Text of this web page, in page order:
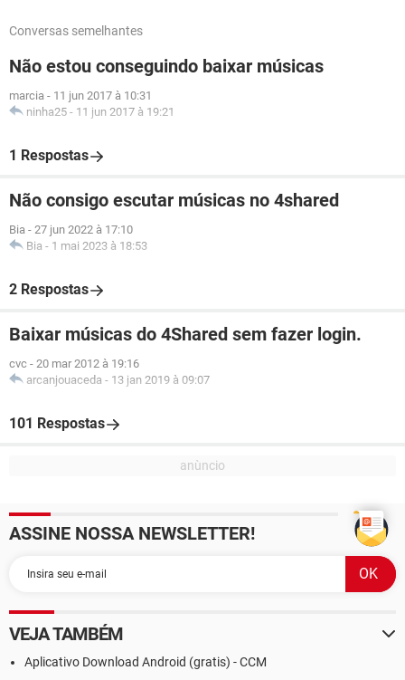
Conversas semelhantes
Não estou conseguindo baixar músicas
marcia - 11 jun 2017 à 10:31
ninha25 - 11 jun 2017 à 19:21
1 Respostas
Não consigo escutar músicas no 4shared
Bia - 27 jun 2022 à 17:10
Bia - 1 mai 2023 à 18:53
2 Respostas
Baixar músicas do 4Shared sem fazer login.
cvc - 20 mar 2012 à 19:16
arcanjouaceda - 13 jan 2019 à 09:07
101 Respostas
ASSINE NOSSA NEWSLETTER!
VEJA TAMBÉM
Aplicativo Download Android (gratis) - CCM